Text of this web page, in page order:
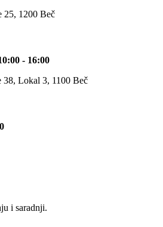
25, 1200 Beč
- 16:00
38, Lokal 3, 1100 Beč
i saradnji.